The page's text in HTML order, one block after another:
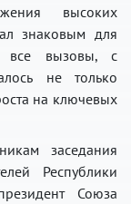
высоких
знаковым для
все вызовы, с
не только
на ключевых
заседания
Республики
Союза